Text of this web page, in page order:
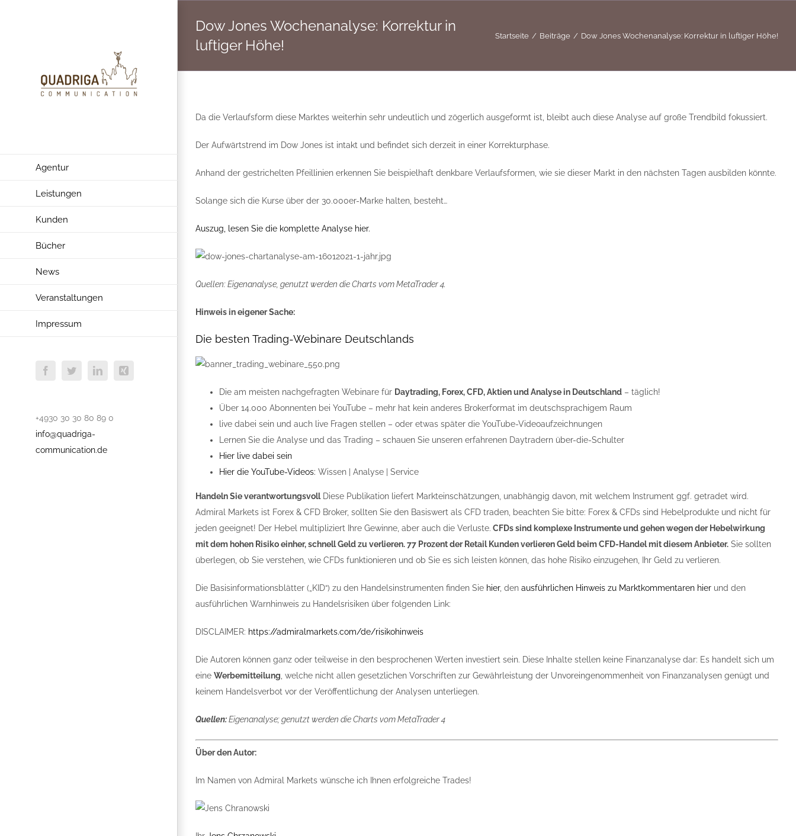
Agentur
Leistungen
Kunden
Bücher
News
Veranstaltungen
Impressum
FacebookTwitterLinkedInXing
+4930 30 30 80 89 0
info@quadriga-
communication.de
Dow Jones Wochenanalyse: Korrektur in
luftiger Höhe!
Startseite Beiträge Dow Jones Wochenanalyse: Korrektur in luftiger Höhe!
Da die Verlaufsform diese Marktes weiterhin sehr undeutlich und zögerlich ausgeformt ist, bleibt auch diese Analyse auf große Trendbild fokussiert.
Der Aufwärtstrend im Dow Jones ist intakt und befindet sich derzeit in einer Korrekturphase.
Anhand der gestrichelten Pfeillinien erkennen Sie beispielhaft denkbare Verlaufsformen, wie sie dieser Markt in den nächsten Tagen ausbilden könnte.
Solange sich die Kurse über der 30.000er-Marke halten, besteht…
Auszug, lesen Sie die komplette Analyse hier.
Quellen: Eigenanalyse, genutzt werden die Charts vom MetaTrader 4.
Hinweis in eigener Sache:
Die besten Trading-Webinare Deutschlands
Die am meisten nachgefragten Webinare für Daytrading, Forex, CFD, Aktien und Analyse in Deutschland – täglich!
Über 14.000 Abonnenten bei YouTube – mehr hat kein anderes Brokerformat im deutschsprachigem Raum
live dabei sein und auch live Fragen stellen – oder etwas später die YouTube-Videoaufzeichnungen
Lernen Sie die Analyse und das Trading – schauen Sie unseren erfahrenen Daytradern über-die-Schulter
Hier live dabei sein
Hier die YouTube-Videos: Wissen | Analyse | Service
Handeln Sie verantwortungsvollDiese Publikation liefert Markteinschätzungen, unabhängig davon, mit welchem Instrument ggf. getradet wird.
Admiral Markets ist Forex & CFD Broker, sollten Sie den Basiswert als CFD traden, beachten Sie bitte: Forex & CFDs sind Hebelprodukte und nicht für
jeden geeignet! Der Hebel multipliziert Ihre Gewinne, aber auch die Verluste. CFDs sind komplexe Instrumente und gehen wegen der Hebelwirkung
mit dem hohen Risiko einher, schnell Geld zu verlieren. 77 Prozent der Retail Kunden verlieren Geld beim CFD-Handel mit diesem Anbieter. Sie sollten
überlegen, ob Sie verstehen, wie CFDs funktionieren und ob Sie es sich leisten können, das hohe Risiko einzugehen, Ihr Geld zu verlieren.
Die Basisinformationsblätter („KID“) zu den Handelsinstrumenten finden Sie hier, den ausführlichen Hinweis zu Marktkommentaren hier und den
ausführlichen Warnhinweis zu Handelsrisiken über folgenden Link:
DISCLAIMER: https://admiralmarkets.com/de/risikohinweis
Die Autoren können ganz oder teilweise in den besprochenen Werten investiert sein. Diese Inhalte stellen keine Finanzanalyse dar: Es handelt sich um
eine Werbemitteilung , welche nicht allen gesetzlichen Vorschriften zur Gewährleistung der Unvoreingenommenheit von Finanzanalysen genügt und
keinem Handelsverbot vor der Veröffentlichung der Analysen unterliegen.
Quellen:Eigenanalyse; genutzt werden die Charts vom MetaTrader 4
Über den Autor:
Im Namen von Admiral Markets wünsche ich Ihnen erfolgreiche Trades!